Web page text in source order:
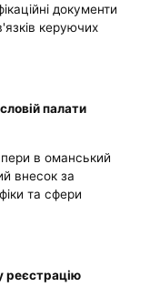
документи
керуючих
палати
в оманський
внесок за
та сфери
реєстрацію